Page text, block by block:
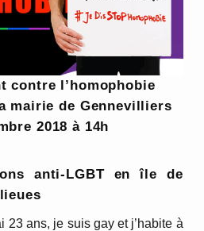
contre l’homophobie
mairie de Gennevilliers
2018 à 14h
anti-LGBT en île de
23 ans, je suis gay et j’habite à